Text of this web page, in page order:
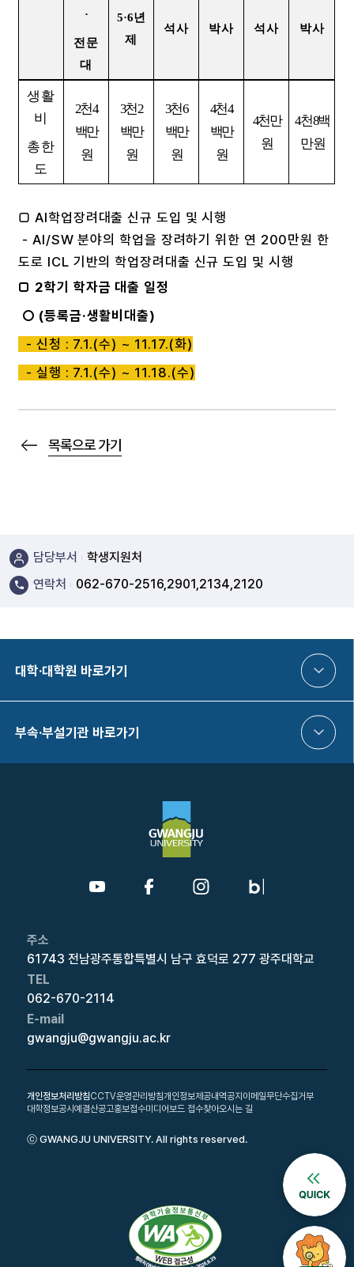
·
전문
대
5·6년
제
석사 박사 석사 박사
생활
비
총한
도
2천4
백만
원
3천2
백만
원
3천6
백만
원
4천4
백만
원
4천만
원
4천8백
만 원
□ AI학업장려대출 신규 도입 및 시행
- AI/SW 분야의 학업을 장려하기 위한 연 200만원 한
도로 ICL 기반의 학업장려대출 신규 도입 및 시행
□ 2학기 학자금 대출 일정
○ (등록금·생활비대출)
- 신청 : 7.1.(수) ~ 11.17.(화)
- 실행 : 7.1.(수) ~ 11.18.(수)
목록으로 가기
담당부서
학생지원처
연락처
062-670-2516,2901,2134,2120
대학·대학원 바로가기
부속·부설기관 바로가기
주소
61743 전남광주통합특별시 남구 효덕로 277 광주대학교
TEL
062-670-2114
E-mail
gwangju@gwangju.ac.kr
개인정보처리방침CCTV운영관리방침개인정보제공내역공지이메일무단수집거부
대학정보공시예결산공고홍보접수미디어보드 접수찾아오시는 길
ⓒ GWANGJU UNIVERSITY. All rights reserved.